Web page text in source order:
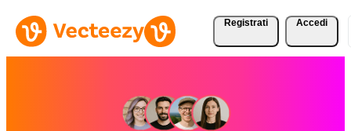
Registrati Accedi